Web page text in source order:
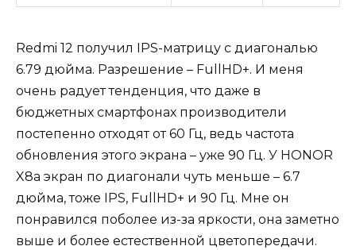
Redmi 12 получил IPS-матрицу с диагональю
6.79 дюйма. Разрешение – FullHD+. И меня
очень радует тенденция, что даже в
бюджетных смартфонах производители
постепенно отходят от 60 Гц, ведь частота
обновления этого экрана – уже 90 Гц. У HONOR
X8a экран по диагонали чуть меньше – 6.7
дюйма, тоже IPS, FullHD+ и 90 Гц. Мне он
понравился поболее из-за яркости, она заметно
выше и более естественной цветопередачи.